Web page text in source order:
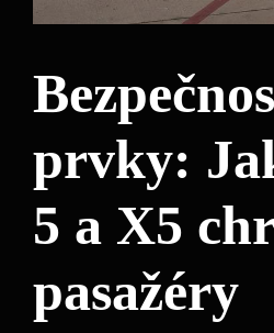
prvky:
5 a X5
pasažéry